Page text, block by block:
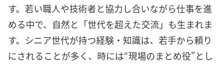
す。若い職人や技術者と協力し合いながら仕事を進
める中で、自然と「世代を超えた交流」も生まれま
す。シニア世代が持つ経験・知識は、若手から頼り
にされることが多く、時には“現場のまとめ役”とし